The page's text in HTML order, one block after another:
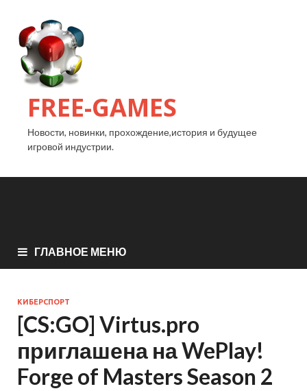
FREE-GAMES
Новости, новинки, прохождение,история и будущее
игровой индустрии.
ГЛАВНОЕ МЕНЮ
КИБЕРСПОРТ
[CS:GO] Virtus.pro
приглашена на WePlay!
Forge of Masters Season 2